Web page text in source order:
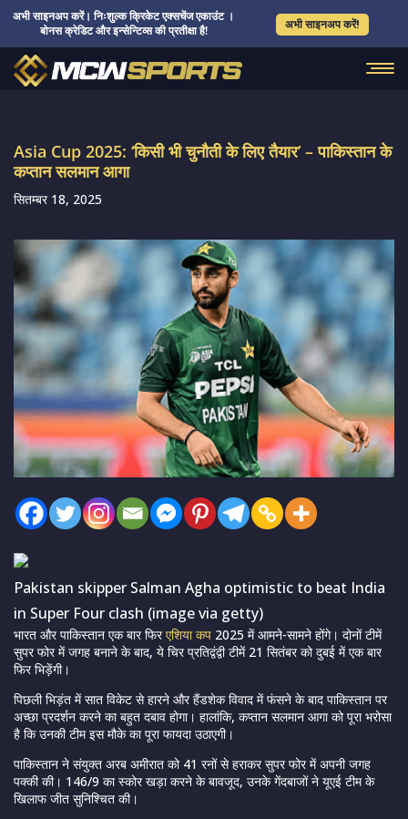
अभी साइनअप करें। निःशुल्क क्रिकेट एक्सचेंज एकाउंट ।
बोनस क्रेडिट और इन्सेन्टिव्स की प्रतीक्षा है!
अभी साइनअप करें!
Asia Cup 2025: ‘किसी भी चुनौती के लिए तैयार’ – पाकिस्तान के
कप्तान सलमान आगा
सितम्बर 18, 2025
Pakistan skipper Salman Agha optimistic to beat India
in Super Four clash (image via getty)
भारत और पाकिस्तान एक बार फिरएशिया कप 2025 में आमने-सामने होंगे। दोनों टीमें
सुपर फोर में जगह बनाने के बाद, ये चिर प्रतिद्वंद्वी टीमें 21 सितंबर को दुबई में एक बार
फिर भिड़ेंगी।
पिछली भिड़ंत में सात विकेट से हारने और हैंडशेक विवाद में फंसने के बाद पाकिस्तान पर
अच्छा प्रदर्शन करने का बहुत दबाव होगा। हालांकि, कप्तान सलमान आगा को पूरा भरोसा
है कि उनकी टीम इस मौके का पूरा फायदा उठाएगी।
पाकिस्तान ने संयुक्त अरब अमीरात को 41 रनों से हराकर सुपर फोर में अपनी जगह
पक्की की। 146/9 का स्कोर खड़ा करने के बावजूद, उनके गेंदबाजों ने यूएई टीम के
खिलाफ जीत सुनिश्चित की।